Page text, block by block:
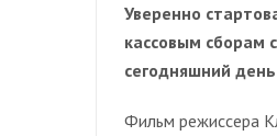
Уверенно
кассовым сборам
сегодняшний
Фильм режиссера